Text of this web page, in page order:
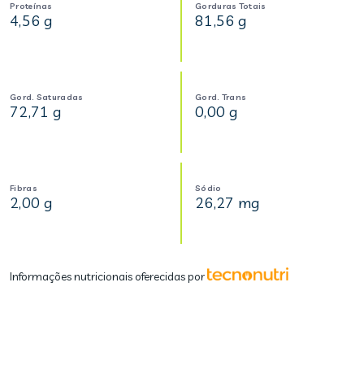
Proteínas
4,56 g
Gorduras Totais
81,56 g
Gord. Saturadas
72,71 g
Gord. Trans
0,00 g
Fibras
2,00 g
Sódio
26,27 mg
Informações nutricionais oferecidas por